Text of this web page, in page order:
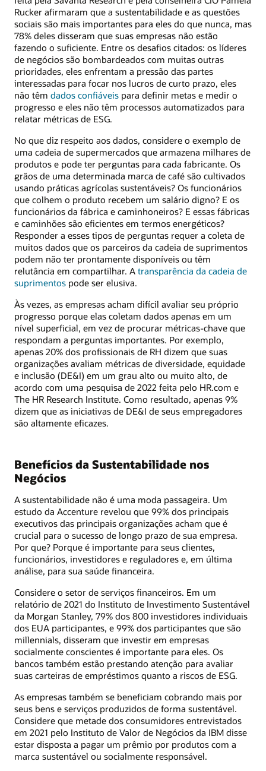
Rucker afirmaram que a sustentabilidade e as questões
sociais são mais importantes para eles do que nunca, mas
78% deles disseram que suas empresas não estão
fazendo o suficiente. Entre os desafios citados: os líderes
de negócios são bombardeados com muitas outras
prioridades, eles enfrentam a pressão das partes
interessadas para focar nos lucros de curto prazo, eles
não têm dados confiáveis para definir metas e medir o
progresso e eles não têm processos automatizados para
relatar métricas de ESG.
No que diz respeito aos dados, considere o exemplo de
uma cadeia de supermercados que armazena milhares de
produtos e pode ter perguntas para cada fabricante. Os
grãos de uma determinada marca de café são cultivados
usando práticas agrícolas sustentáveis? Os funcionários
que colhem o produto recebem um salário digno? E os
funcionários da fábrica e caminhoneiros? E essas fábricas
e caminhões são eficientes em termos energéticos?
Responder a esses tipos de perguntas requer a coleta de
muitos dados que os parceiros da cadeia de suprimentos
podem não ter prontamente disponíveis ou têm
relutância em compartilhar. A transparência da cadeia de
suprimentos pode ser elusiva.
Às vezes, as empresas acham difícil avaliar seu próprio
progresso porque elas coletam dados apenas em um
nível superficial, em vez de procurar métricas-chave que
respondam a perguntas importantes. Por exemplo,
apenas 20% dos profissionais de RH dizem que suas
organizações avaliam métricas de diversidade, equidade
e inclusão (DE&I) em um grau alto ou muito alto, de
acordo com uma pesquisa de 2022 feita pelo HR.com e
The HR Research Institute. Como resultado, apenas 9%
dizem que as iniciativas de DE&I de seus empregadores
são altamente eficazes.
Benefícios da Sustentabilidade nos
Negócios
A sustentabilidade não é uma moda passageira. Um
estudo da Accenture revelou que 99% dos principais
executivos das principais organizações acham que é
crucial para o sucesso de longo prazo de sua empresa.
Por que? Porque é importante para seus clientes,
funcionários, investidores e reguladores e, em última
análise, para sua saúde financeira.
Considere o setor de serviços financeiros. Em um
relatório de 2021 do Instituto de Investimento Sustentável
da Morgan Stanley, 79% dos 800 investidores individuais
dos EUA participantes, e 99% dos participantes que são
millennials, disseram que investir em empresas
socialmente conscientes é importante para eles. Os
bancos também estão prestando atenção para avaliar
suas carteiras de empréstimos quanto a riscos de ESG.
As empresas também se beneficiam cobrando mais por
seus bens e serviços produzidos de forma sustentável.
Considere que metade dos consumidores entrevistados
em 2021 pelo Instituto de Valor de Negócios da IBM disse
estar disposta a pagar um prêmio por produtos com a
marca sustentável ou socialmente responsável.